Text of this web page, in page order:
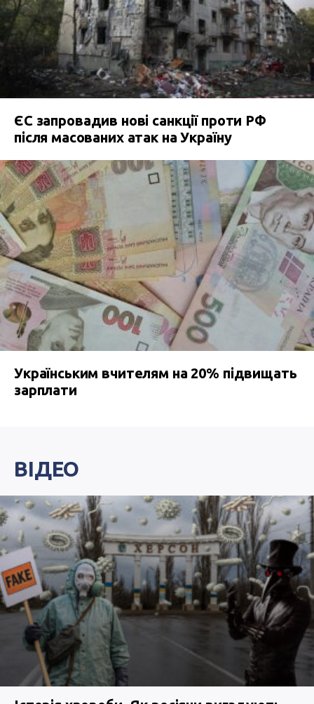
ЄС запровадив нові санкції проти РФ
після масованих атак на Україну
Українським вчителям на 20% підвищать
зарплати
ВІДЕО